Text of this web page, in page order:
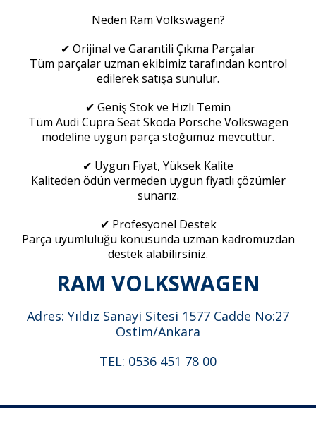
Neden Ram Volkswagen?
✔ Orijinal ve Garantili Çıkma Parçalar
Tüm parçalar uzman ekibimiz tarafından kontrol
edilerek satışa sunulur.
✔ Geniş Stok ve Hızlı Temin
Tüm Audi Cupra Seat Skoda Porsche Volkswagen
modeline uygun parça stoğumuz mevcuttur.
✔ Uygun Fiyat, Yüksek Kalite
Kaliteden ödün vermeden uygun fiyatlı çözümler
sunarız.
✔ Profesyonel Destek
Parça uyumluluğu konusunda uzman kadromuzdan
destek alabilirsiniz.
RAM VOLKSWAGEN
Adres: Yıldız Sanayi Sitesi 1577 Cadde No:27
Ostim/Ankara
TEL: 0536 451 78 00